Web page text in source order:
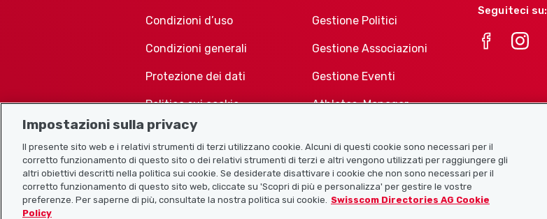
Condizioni d’uso
Condizioni generali
Protezione dei dati
Politica sui cookie
Gestione Politici
Gestione Associazioni
Gestione Eventi
Athletes-Manager
Associazioni
Seguiteci su:
Impostazioni sulla privacy
Il presente sito web e i relativi strumenti di terzi utilizzano cookie. Alcuni di questi cookie sono necessari per il
corretto funzionamento di questo sito o dei relativi strumenti di terzi e altri vengono utilizzati per raggiungere gli
altri obiettivi descritti nella politica sui cookie. Se desiderate disattivare i cookie che non sono necessari per il
corretto funzionamento di questo sito web, cliccate su 'Scopri di più e personalizza' per gestire le vostre
preferenze. Per saperne di più, consultate la nostra politica sui cookie. Swisscom Directories AG Cookie
Policy